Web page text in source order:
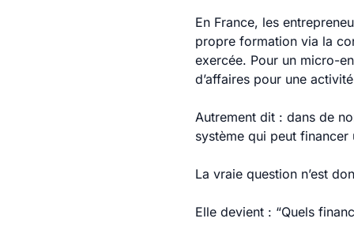
En France, les
propre formation via la
exercée. Pour un micro-
d’affaires pour une
Autrement dit : dans de
système qui peut
La vraie question n’est
Elle devient : “Quels